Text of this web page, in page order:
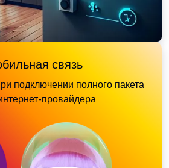
связь
подключении полного пакета
провайдера